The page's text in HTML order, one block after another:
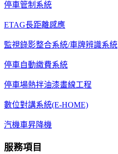
停車管制系統
ETAG長距離感應
監視錄影整合系統/車牌辨識系統
停車自動繳費系統
停車場熱拌油漆畫線工程
數位對講系統(E-HOME)
汽機車昇降機
服務項目